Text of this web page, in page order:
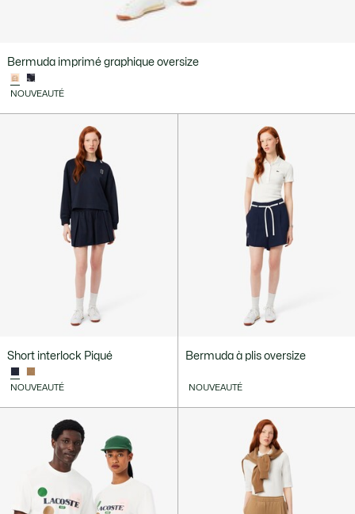
Bermuda imprimé graphique oversize
NOUVEAUTÉ
Short interlock Piqué
NOUVEAUTÉ
Bermuda à plis oversize
NOUVEAUTÉ